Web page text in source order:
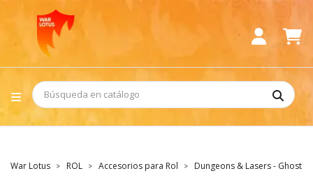
War Lotus ROL Accesorios para Rol Dungeons & Lasers - Ghost